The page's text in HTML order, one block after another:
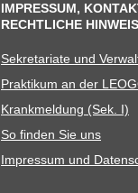
IMPRESSUM,
RECHTLICHE
Sekre­ta­riate und
Prak­ti­kum an der
Krank­mel­dung (Sek. I)
So fin­den Sie uns
Impres­sum und